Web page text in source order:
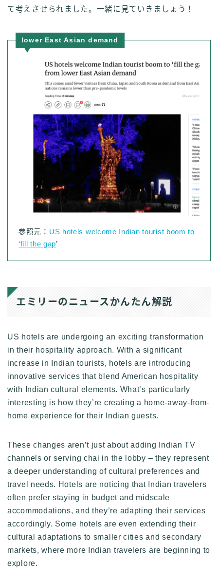
て考えさせられました。一緒に見ていきましょう！
lower East Asian demand
参照元： US hotels welcome Indian tourist boom to
‘fill the gap’
エミリーのニュースかんたん解説
US hotels are undergoing an exciting transformation
in their hospitality approach. With a significant
increase in Indian tourists, hotels are introducing
innovative services that blend American hospitality
with Indian cultural elements. What’s particularly
interesting is how they’re creating a home-away-from-
home experience for their Indian guests.
These changes aren’t just about adding Indian TV
channels or serving chai in the lobby – they represent
a deeper understanding of cultural preferences and
travel needs. Hotels are noticing that Indian travelers
often prefer staying in budget and midscale
accommodations, and they’re adapting their services
accordingly. Some hotels are even extending their
cultural adaptations to smaller cities and secondary
markets, where more Indian travelers are beginning to
explore.